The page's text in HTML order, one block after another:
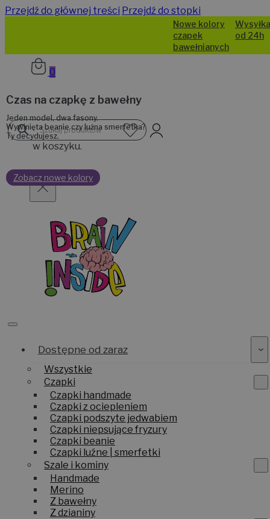
Przejdź do głównej treści Przejdź do stopki
Nowe kolory
czapek
bawełnianych
Wysyłka
od 24h
Wyszukiwarka
produktów
0
Brak
produktów
w koszyku.
Dostępne od zaraz
Wszystkie
Czapki
Czapki handmade
Czapki z ociepleniem
Czapki podszyte jedwabiem
Czapki niepsujące fryzury
Czapki beanie
Czapki luźne | smerfetki
Szale i kominy
Handmade
Merino
Z bawełny
Z dzianiny
Czas na czapkę z bawełny
Jeden model, dwa fasony.
Wywinięta beanie czy luźna smerfetka?
Ty decydujesz.
Zobacz nowe kolory